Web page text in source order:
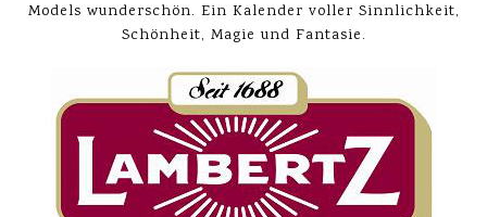
Models wunderschön. Ein Kalender voller Sinnlichkeit,
Schönheit, Magie und Fantasie.